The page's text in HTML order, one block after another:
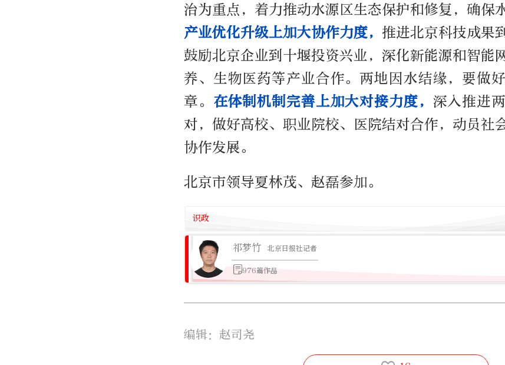
治为重点，着力推动水源区生态保护和修复，确保
产业优化升级上加大协作力度， 推进北京科技成果
鼓励北京企业到十堰投资兴业，深化新能源和智能
养、生物医药等产业合作。两地因水结缘，要做
章。 在体制机制完善上加大对接力度， 深入推进
对，做好高校、职业院校、医院结对合作，动员社
协作发展。
北京市领导夏林茂、赵磊参加。
识政
祁梦竹 北京日报社记者
976篇作品
编辑：赵司尧